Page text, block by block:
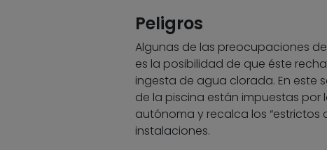
Peligros
Algunas de las preocupaciones
es la posibilidad de que éste
ingesta de agua clorada. En este
de la piscina están impuestas
autónoma y recalca los “estrictos
instalaciones.